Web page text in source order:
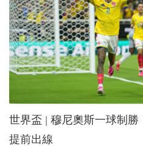
世界盃 | 穆尼奧斯一球制
提前出線